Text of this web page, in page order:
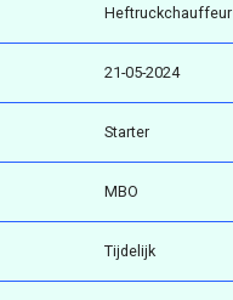
Heftruckchauffeur
21-05-2024
Starter
MBO
Tijdelijk